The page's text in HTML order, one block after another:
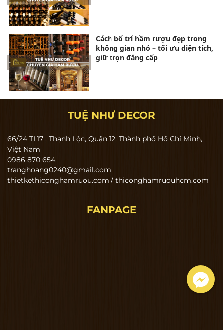
Cách bố trí hầm rượu đẹp trong
không gian nhỏ – tối ưu diện tích,
giữ trọn đẳng cấp
TUỆ NHƯ DECOR
66/24 TL17 , Thạnh Lộc, Quận 12, Thành phố Hồ Chí Minh,
Việt Nam
0986 870 654
tranghoang0240@gmail.com
thietkethiconghamruou.com / thiconghamruouhcm.com
FANPAGE